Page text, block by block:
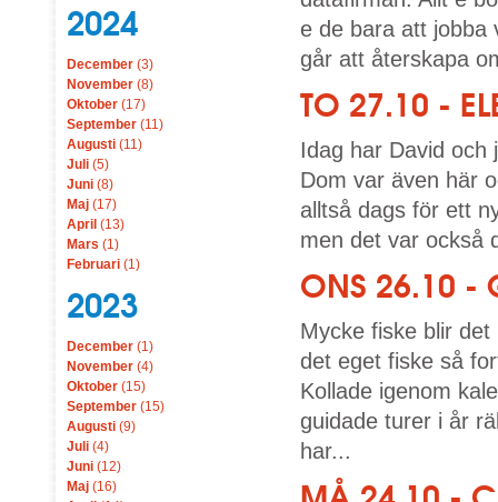
2024
December (3)
November (8)
Oktober (17)
September (11)
Augusti (11)
Juli (5)
Juni (8)
Maj (17)
April (13)
Mars (1)
Februari (1)
2023
December (1)
November (4)
Oktober (15)
September (15)
Augusti (9)
Juli (4)
Juni (12)
Maj (16)
e de bara att jobba
går att återskapa
TO 27.10 -
Idag har David och
Dom var även här
alltså dags för ett
men det var också
ONS 26.10 -
Mycke fiske blir
det eget fiske så
Kollade igenom
guidade turer i år
har...